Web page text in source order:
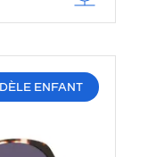
ENFANT